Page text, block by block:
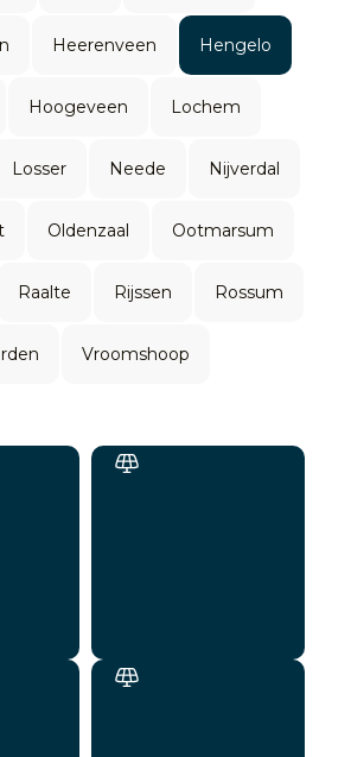
Heerenveen Hengelo
Hoogeveen Lochem
Losser Neede Nijverdal
Oldenzaal Ootmarsum
Raalte Rijssen Rossum
Vroomshoop